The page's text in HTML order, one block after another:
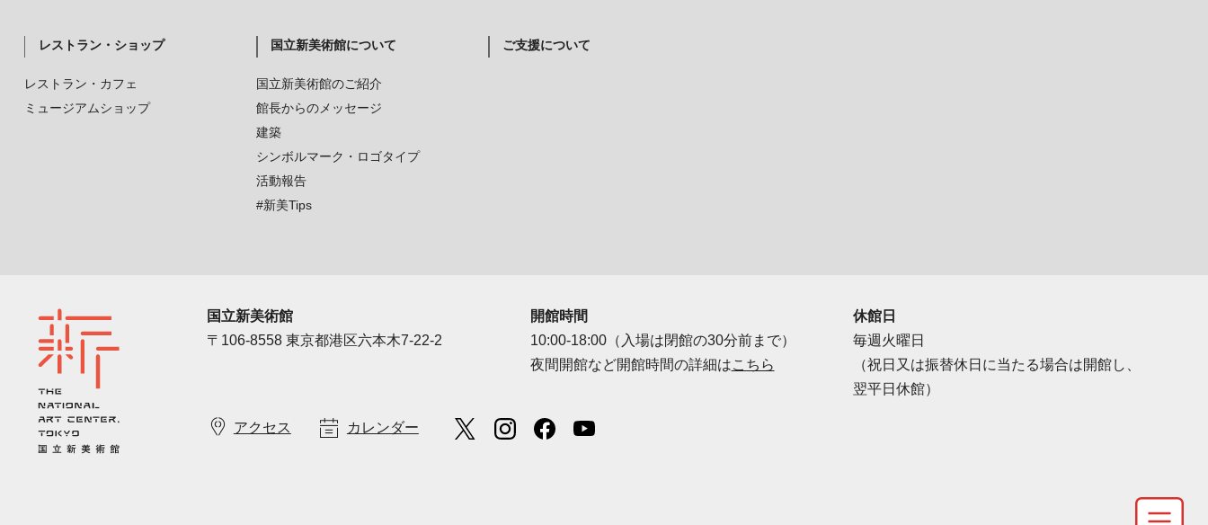
レストラン・ショップ
レストラン・カフェ
ミュージアムショップ
国立新美術館について
国立新美術館のご紹介
館長からのメッセージ
建築
シンボルマーク・ロゴタイプ
活動報告
#新美Tips
ご支援について
国立新美術館
〒106-8558 東京都港区六本木7-22-2
開館時間
10:00-18:00（入場は閉館の30分前まで）
夜間開館など開館時間の詳細はこちら
休館日
毎週火曜日
（祝日又は振替休日に当たる場合は開館し、
翌平日休館）
アクセス カレンダー